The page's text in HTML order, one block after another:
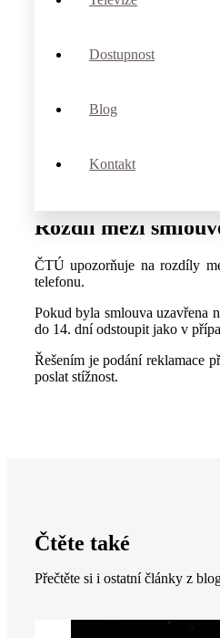
Dostupnost
Blog
Kontakt
Jednou z poměrně častých
Rozdíl mezi
ČTÚ upozorňuje na rozdíly
telefonu.
Pokud byla smlouva uzavřena
do 14. dní odstoupit jako v
Řešením je podání reklamace
poslat stížnost.
Čtěte také
Přečtěte si i ostatní články z